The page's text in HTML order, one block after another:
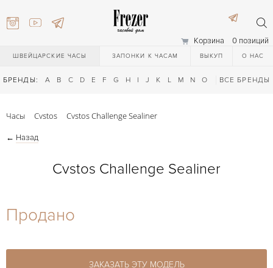
Корзина 0 позиций
ШВЕЙЦАРСКИЕ ЧАСЫ ЗАПОНКИ К ЧАСАМ ВЫКУП О НАС
БРЕНДЫ: A B C D E F G H I J K L M N O Q R S T
ВСЕ БРЕНДЫ
27-44
27-44
Часы Cvstos Cvstos Challenge Sealiner
← Назад
Cvstos Challenge Sealiner
Продано
ЗАКАЗАТЬ ЭТУ МОДЕЛЬ